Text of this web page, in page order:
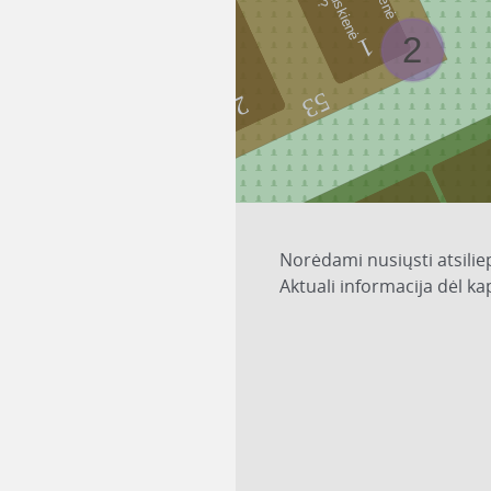
53
2
1 2
Norėdami nusiųsti
Aktuali informacija dėl